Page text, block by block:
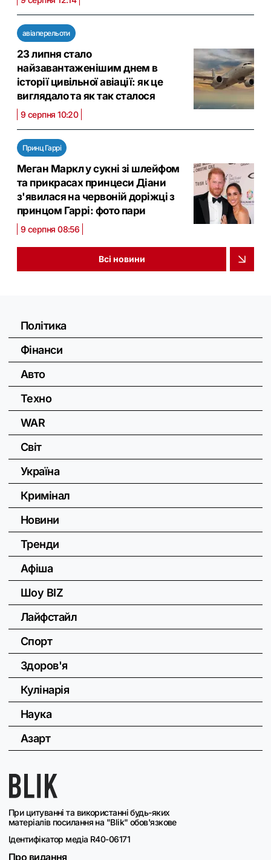
авіаперельоти
23 липня стало
найзавантаженішим днем в
історії цивільної авіації: як це
виглядало та як так сталося
9 серпня 10:20
Принц Гаррі
Меган Маркл у сукні зі шлейфом
та прикрасах принцеси Діани
з'явилася на червоній доріжці з
принцом Гаррі: фото пари
9 серпня 08:56
Всі новини
При цитуванні та використанні будь-яких
матеріалів посилання на "Blik" обов'язкове
Ідентифікатор медіа R40-06171
Про видання
Політика
Фінанси
Авто
Техно
WAR
Світ
Україна
Кримінал
Новини
Тренди
Афіша
Шоу BIZ
Лайфстайл
Спорт
Здоров'я
Кулінарія
Наука
Азарт